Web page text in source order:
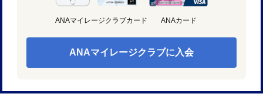
ANAマイレージクラブカード ANAカード
ANAマイレージクラブに入会